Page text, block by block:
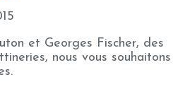
et Georges Fischer, des
nous vous souhaitons